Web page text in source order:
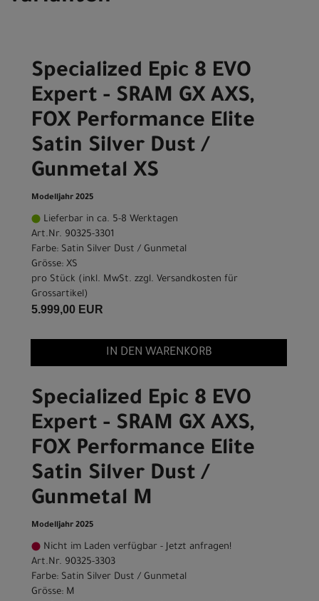
Specialized Epic 8 EVO
Expert - SRAM GX AXS,
FOX Performance Elite
Satin Silver Dust /
Gunmetal XS
Modelljahr 2025
Lieferbar in ca. 5-8 Werktagen
Art.Nr. 90325-3301
Farbe: Satin Silver Dust / Gunmetal
Grösse: XS
pro Stück (inkl. MwSt. zzgl. Versandkosten für
Grossartikel)
5.999,00 EUR
IN DEN WARENKORB
Specialized Epic 8 EVO
Expert - SRAM GX AXS,
FOX Performance Elite
Satin Silver Dust /
Gunmetal M
Modelljahr 2025
Nicht im Laden verfügbar - Jetzt anfragen!
Art.Nr. 90325-3303
Farbe: Satin Silver Dust / Gunmetal
Grösse: M